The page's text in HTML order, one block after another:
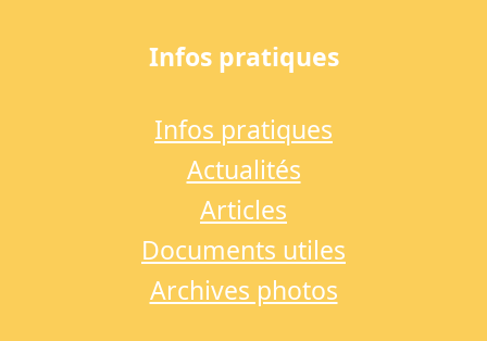
Infos pratiques
Infos pratiques
Actualités
Articles
Documents utiles
Archives photos